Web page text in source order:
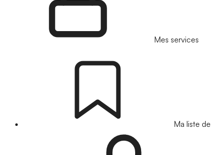
Mes services
Ma liste de